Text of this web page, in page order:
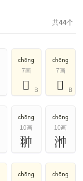
共44个
chōng
7画
𠑽 B
chōng
7画
𢪠 B
chōng
10画
翀
chōng
10画
浺
chōng chōng